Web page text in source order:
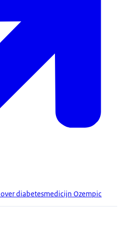
diabetesmedicijn Ozempic